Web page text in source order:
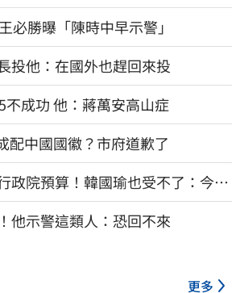
勝曝「陳時中早示警」
投他：在國外也趕回來投
成功 他：蔣萬安高山症
配中國國徽？市府道歉了
政院預算！韓國瑜也受不了：今年
下
他示警這類人：恐回不來
更多